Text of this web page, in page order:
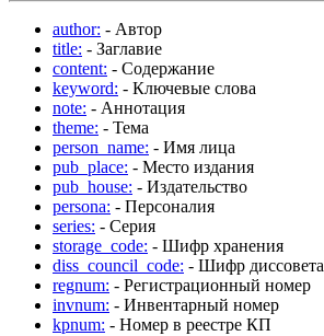
author: - Автор
title: - Заглавие
content: - Содержание
keyword: - Ключевые слова
note: - Аннотация
theme: - Тема
person_name: - Имя лица
pub_place: - Место издания
pub_house: - Издательство
persona: - Персоналия
series: - Серия
storage_code: - Шифр хранения
diss_council_code: - Шифр диссовета
regnum: - Регистрационный номер
invnum: - Инвентарный номер
kpnum: - Номер в реестре КП